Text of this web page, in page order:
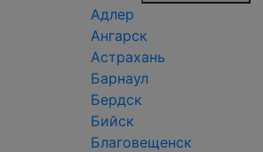
Адлер
Ангарск
Астрахань
Барнаул
Бердск
Бийск
Благовещенск